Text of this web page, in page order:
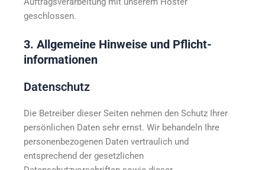
geschlossen.
3. Allgemeine Hinweise und Pflicht­
informationen
Datenschutz
Die Betreiber dieser Seiten nehmen den Schutz Ihrer
persönlichen Daten sehr ernst. Wir behandeln Ihre
personenbezogenen Daten vertraulich und
entsprechend der gesetzlichen